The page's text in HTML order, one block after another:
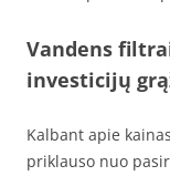
Vandens
investicijų
Kalbant apie
priklauso nuo